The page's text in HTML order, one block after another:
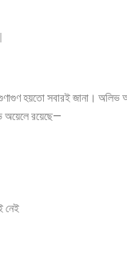
হয়তো সবারই জানা। অলিভ
অয়েলে রয়েছে—
নেই